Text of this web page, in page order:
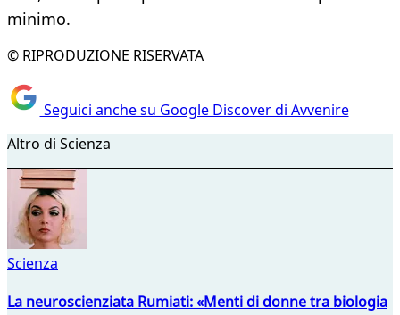
minimo.
© RIPRODUZIONE RISERVATA
Seguici anche su Google Discover di Avvenire
Altro di Scienza
Scienza
La neuroscienziata Rumiati: «Menti di donne tra biologia